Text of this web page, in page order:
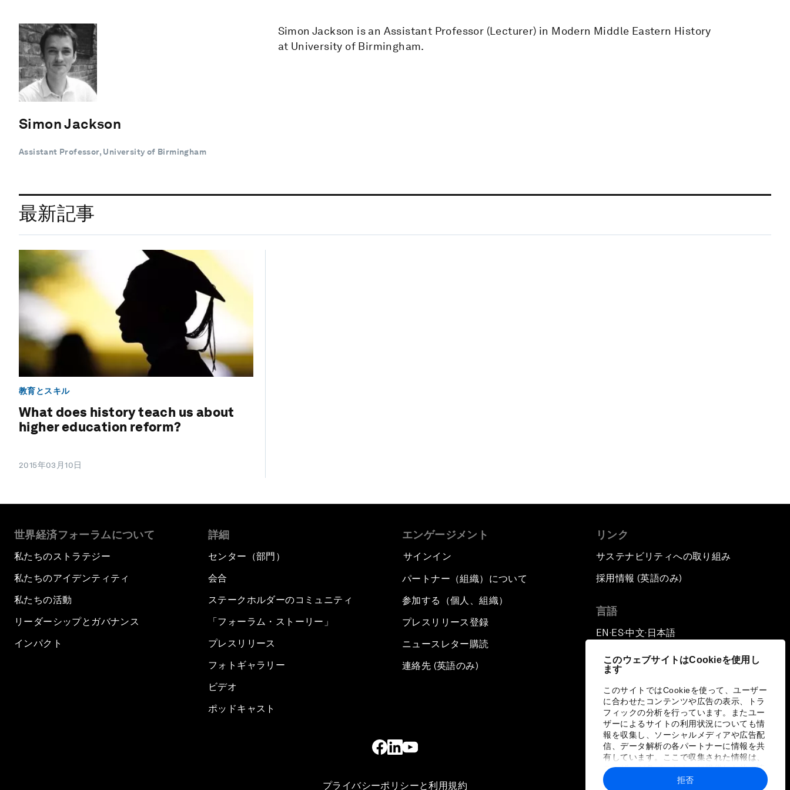
このウェブサイトはCookieを使用し
ます
このサイトではCookieを使って、ユーザー
に合わせたコンテンツや広告の表示、トラ
フィックの分析を行っています。またユー
ザーによるサイトの利用状況についても情
報を収集し、ソーシャルメディアや広告配
信、データ解析の各パートナーに情報を共
有しています。ここで収集された情報は、
ユーザーが各パートナーに提供した他の情
報や各パートナーのサービスを使用した際
拒否
Simon Jackson
Assistant Professor, University of Birmingham
Simon Jackson is an Assistant Professor (Lecturer) in Modern Middle Eastern History
at University of Birmingham.
最新記事
教育とスキル
What does history teach us about
higher education reform?
2015年03月10日
世界経済フォーラムについて
私たちのストラテジー
私たちのアイデンティティ
私たちの活動
リーダーシップとガバナンス
インパクト
詳細
センター（部門）
会合
ステークホルダーのコミュニティ
「フォーラム・ストーリー」
プレスリリース
フォトギャラリー
ビデオ
ポッドキャスト
エンゲージメント
サインイン
パートナー（組織）について
参加する（個人、組織）
プレスリリース登録
ニュースレター購読
連絡先 (英語のみ)
リンク
サステナビリティへの取り組み
採用情報 (英語のみ)
言語
EN ▪ ES▪中文▪ 日本語
プライバシーポリシーと利用規約